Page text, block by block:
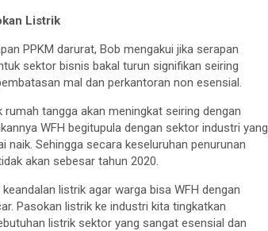
Listrik
PPKM darurat, Bob mengakui jika serapan
sektor bisnis bakal turun signifikan seiring
mal dan perkantoran non esensial.
rumah tangga akan meningkat seiring dengan
WFH begitupula dengan sektor industri yang
naik. Sehingga secara keseluruhan penurunan
akan sebesar tahun 2020.
listrik agar warga bisa WFH dengan
Pasokan listrik ke industri kita tingkatkan
listrik sektor yang sangat esensial dan